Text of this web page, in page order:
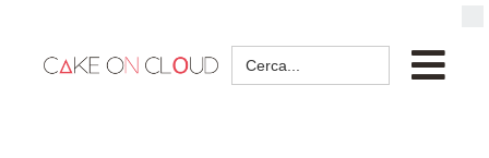
Search
for: